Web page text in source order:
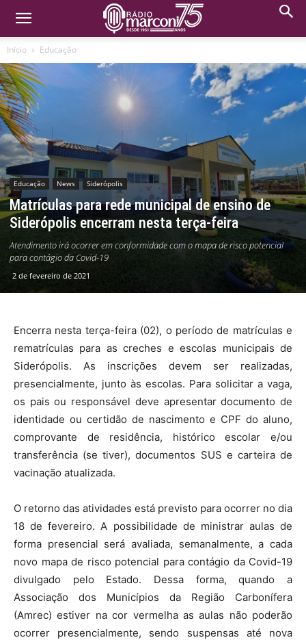
Início Educação
Educação News Siderópolis
Matrículas para rede municipal de ensino de
Siderópolis encerram nesta terça-feira
Atendimento irá ocorrer em conformidade com o mapa de risco potencial
para contágio da Covid-19
2 de fevereiro de 2021
Encerra nesta terça-feira (02), o período de matrículas e
rematrículas para as creches e escolas municipais de
Siderópolis. As inscrições devem ser realizadas,
presencialmente, junto às escolas. Para solicitar a vaga,
os pais ou responsável deve apresentar documento de
identidade ou certidão de nascimento e CPF do aluno,
comprovante de residência, histórico escolar e/ou
transferência (se tiver), documentos SUS e carteira de
vacinação atualizada.
O retorno das atividades está previsto para ocorrer no dia
18 de fevereiro. A possibilidade de ministrar aulas de
forma presencial será avaliada, semanalmente, a cada
novo mapa de risco potencial para contágio da Covid-19
divulgado pelo Estado. Dessa forma, quando a
Associação dos Municípios da Região Carbonífera
(Amrec) estiver na cor vermelha as aulas não poderão
ocorrer presencialmente, sendo suspensas até nova